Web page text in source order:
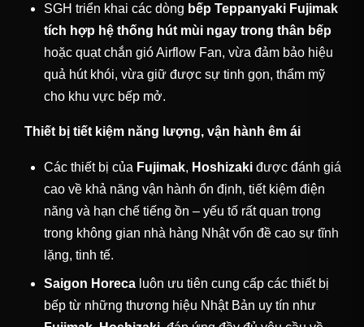
SGH triển khai các dòng bếp Teppanyaki Fujimak
tích hợp hệ thống hút mùi ngay trong thân bếp
hoặc quạt chắn gió Airflow Fan, vừa đảm bảo hiệu
quả hút khói, vừa giữ được sự tinh gọn, thẩm mỹ
cho khu vực bếp mở.
Thiết bị tiết kiệm năng lượng, vận hành êm ái
Các thiết bị của Fujimak, Hoshizaki được đánh giá
cao về khả năng vận hành ổn định, tiết kiệm điện
năng và hạn chế tiếng ồn – yếu tố rất quan trọng
trong không gian nhà hàng Nhật vốn đề cao sự tĩnh
lặng, tinh tế.
Saigon Horeca luôn ưu tiên cung cấp các thiết bị
bếp từ những thương hiệu Nhật Bản uy tín như